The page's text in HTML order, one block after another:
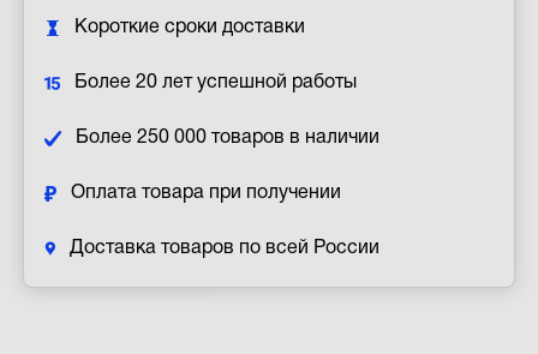
Короткие сроки доставки
Более 20 лет успешной работы
Более 250 000 товаров в наличии
Оплата товара при получении
Доставка товаров по всей России